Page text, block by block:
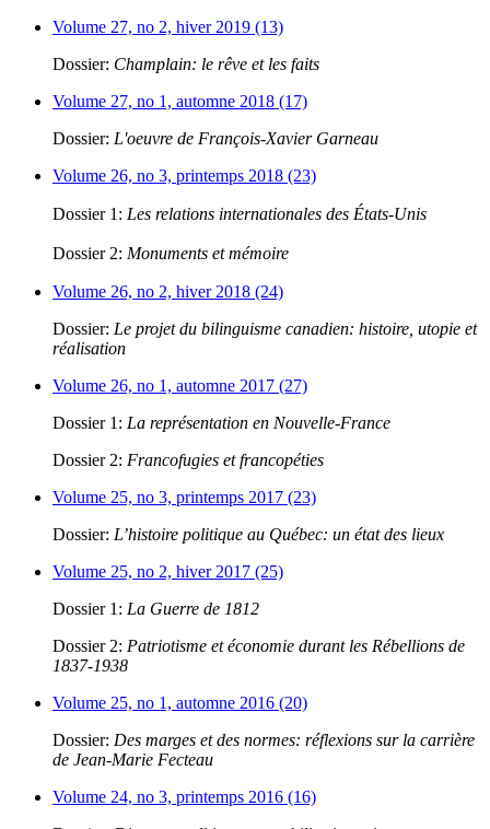
Volume 27, no 2, hiver 2019 (13)
Dossier: Champlain: le rêve et les faits
Volume 27, no 1, automne 2018 (17)
Dossier: L'oeuvre de François-Xavier Garneau
Volume 26, no 3, printemps 2018 (23)
Dossier 1: Les relations internationales des États-Unis
Dossier 2: Monuments et mémoire
Volume 26, no 2, hiver 2018 (24)
Dossier: Le projet du bilinguisme canadien: histoire, utopie et
réalisation
Volume 26, no 1, automne 2017 (27)
Dossier 1: La représentation en Nouvelle-France
Dossier 2: Francofugies et francopéties
Volume 25, no 3, printemps 2017 (23)
Dossier: L’histoire politique au Québec: un état des lieux
Volume 25, no 2, hiver 2017 (25)
Dossier 1: La Guerre de 1812
Dossier 2: Patriotisme et économie durant les Rébellions de
1837-1938
Volume 25, no 1, automne 2016 (20)
Dossier: Des marges et des normes: réflexions sur la carrière
de Jean-Marie Fecteau
Volume 24, no 3, printemps 2016 (16)